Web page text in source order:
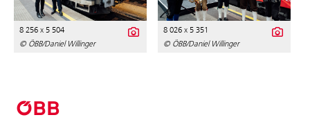
8 256 x 5 504
© ÖBB/Daniel Willinger
8 026 x 5 351
© ÖBB/Daniel Willinger